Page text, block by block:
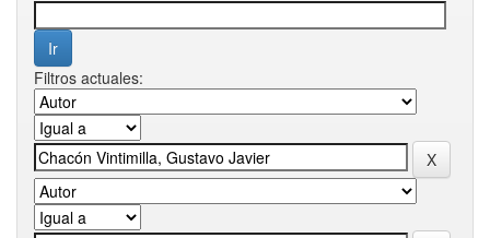
Filtros actuales: